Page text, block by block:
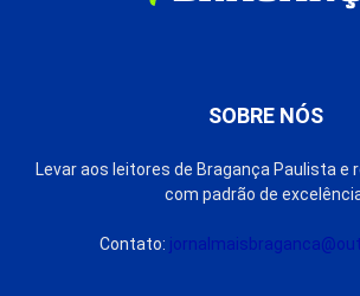
SOBRE NÓS
Levar aos leitores de Bragança Paulista e
com padrão de
Contato: